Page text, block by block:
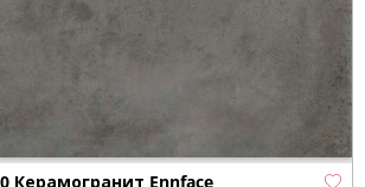
Керамогранит Ennface